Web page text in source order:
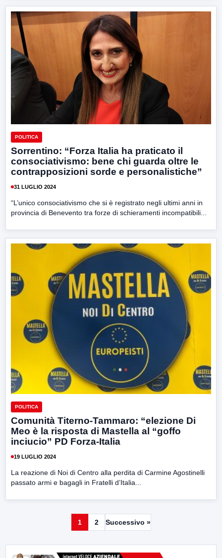
POLITICA
Sorrentino: “Forza Italia ha praticato il
consociativismo: bene chi guarda oltre le
contrapposizioni sorde e personalistiche”
31 LUGLIO 2024
“L’unico consociativismo che si è registrato negli ultimi anni in
provincia di Benevento tra forze di schieramenti incompatibili...
POLITICA
Comunità Titerno-Tammaro: “elezione Di
Meo è la risposta di Mastella al “goffo
inciucio” PD Forza-Italia
19 LUGLIO 2024
La reazione di Noi di Centro alla perdita di Carmine Agostinelli
passato armi e bagagli in Fratelli d’Italia...
1 2 Successivo »